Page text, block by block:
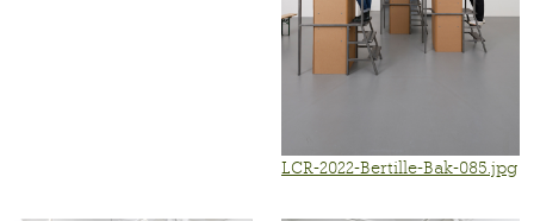
LCR-2022-Bertille-Bak-085.jpg